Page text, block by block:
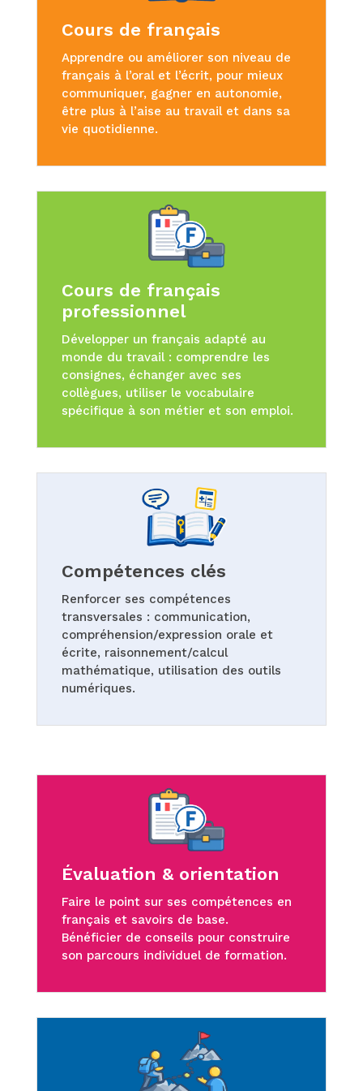
Cours de français
Apprendre ou améliorer son niveau de
français à l’oral et l’écrit, pour mieux
communiquer, gagner en autonomie,
être plus à l’aise au travail et dans sa
vie quotidienne.
Cours de français
professionnel
Développer un français adapté au
monde du travail : comprendre les
consignes, échanger avec ses
collègues, utiliser le vocabulaire
spécifique à son métier et son emploi.
Compétences clés
Renforcer ses compétences
transversales : communication,
compréhension/expression orale et
écrite, raisonnement/calcul
mathématique, utilisation des outils
numériques.
Évaluation & orientation
Faire le point sur ses compétences en
français et savoirs de base.
Bénéficier de conseils pour construire
son parcours individuel de formation.